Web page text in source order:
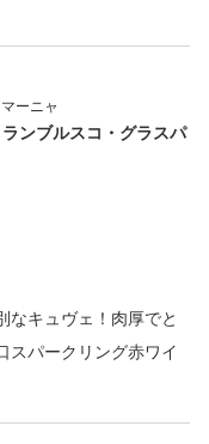
ーニャ
ンブルスコ・グラスパ
なキュヴェ！肉厚でと
スパークリング赤ワイ